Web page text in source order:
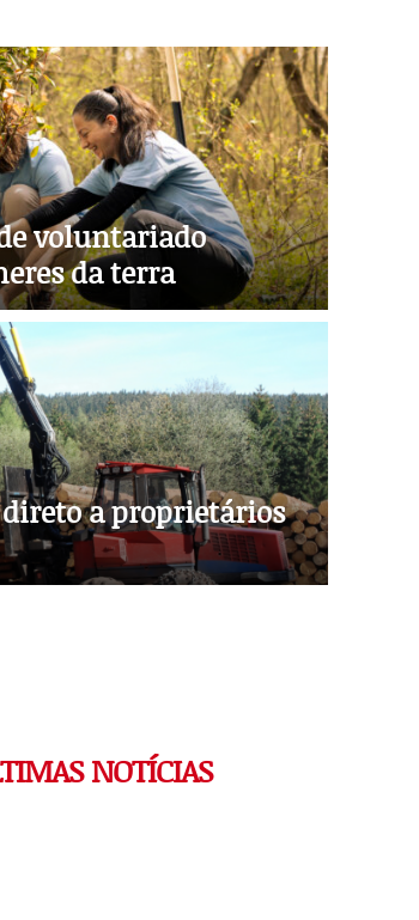
voluntariado
da terra
a proprietários
NOTÍCIAS